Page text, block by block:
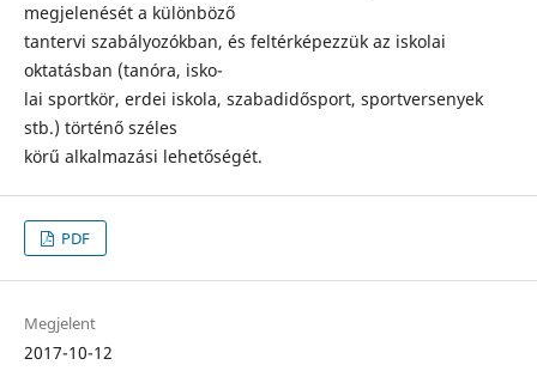
megjelenését a különböző
tantervi szabályozókban, és feltérképezzük az iskolai
oktatásban (tanóra, isko-
lai sportkör, erdei iskola, szabadidősport, sportversenyek
stb.) történő széles
körű alkalmazási lehetőségét.
PDF
Megjelent
2017-10-12